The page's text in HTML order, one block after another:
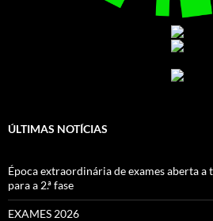
ÚLTIMAS NOTÍCIAS
Época extraordinária de exames aberta a
para a 2.ª fase
EXAMES 2026